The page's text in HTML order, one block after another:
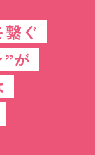
繋ぐ
が